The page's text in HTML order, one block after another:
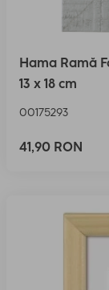
Hama Ramă
13 x 18 cm
00175293
41,90 RON